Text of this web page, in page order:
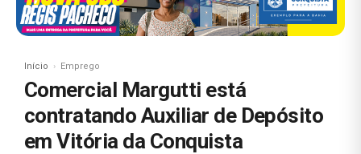
Início Emprego
Comercial Margutti está
contratando Auxiliar de Depósito
em Vitória da Conquista